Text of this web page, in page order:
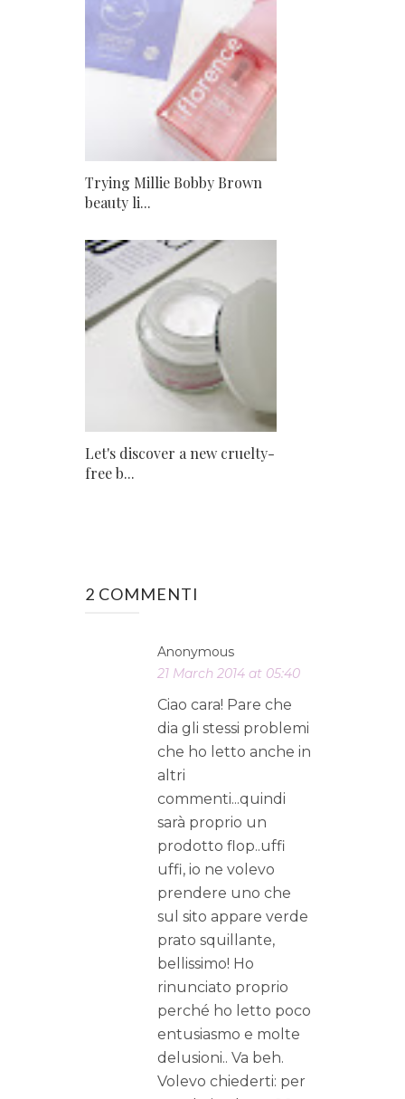
Trying Millie Bobby Brown
beauty li...
Let's discover a new cruelty-
free b...
2 COMMENTI
Anonymous
21 March 2014 at 05:40
Ciao cara! Pare che
dia gli stessi problemi
che ho letto anche in
altri
commenti...quindi
sarà proprio un
prodotto flop..uffi
uffi, io ne volevo
prendere uno che
sul sito appare verde
prato squillante,
bellissimo! Ho
rinunciato proprio
perché ho letto poco
entusiasmo e molte
delusioni.. Va beh.
Volevo chiederti: per